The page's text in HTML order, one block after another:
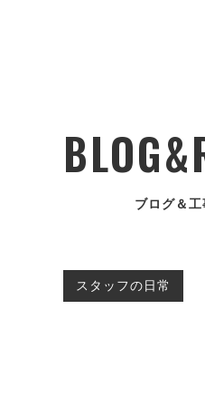
ブログ＆
スタッフの日常